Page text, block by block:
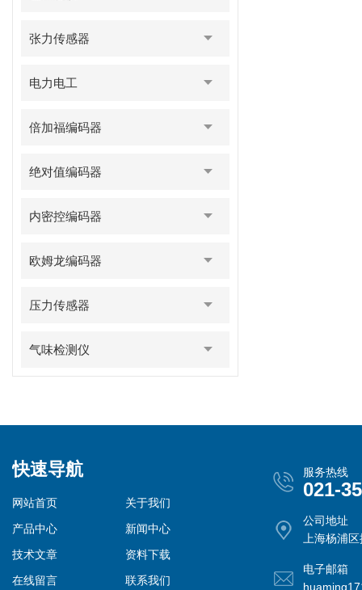
张力传感器
电力电工
倍加福编码器
绝对值编码器
内密控编码器
欧姆龙编码器
压力传感器
气味检测仪
快速导航
网站首页
关于我们
产品中心
新闻中心
技术文章
资料下载
在线留言
联系我们
服务热线
021-
公司地址
上海杨浦
电子邮箱